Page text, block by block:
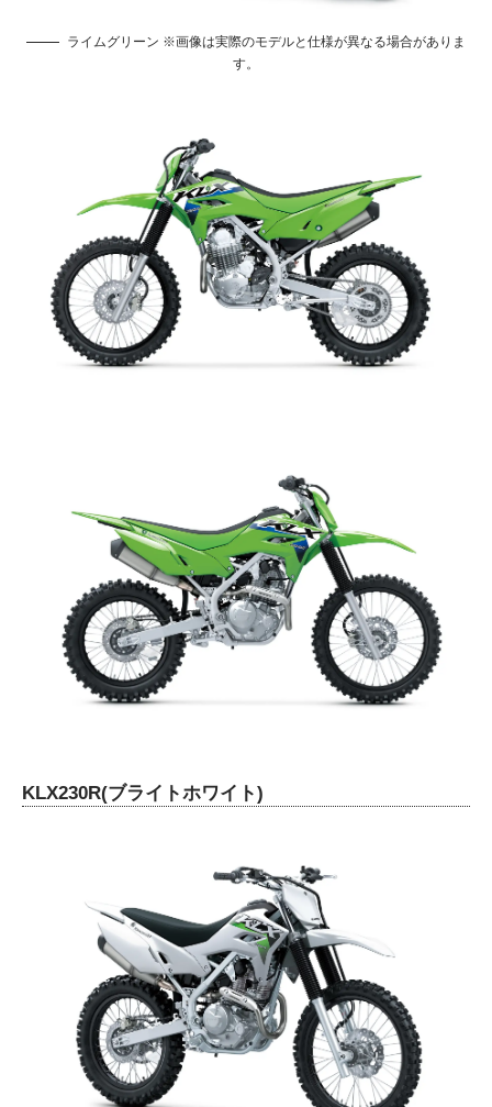
ライムグリーン ※画像は実際のモデルと仕様が異なる場合がありま
す。
KLX230R(ブライトホワイト)